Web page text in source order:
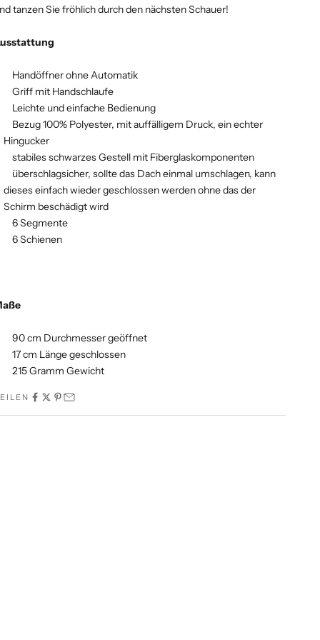
tanzen Sie fröhlich durch den nächsten Schauer!
Handöffner ohne Automatik
Griff mit Handschlaufe
Leichte und einfache Bedienung
Bezug 100% Polyester, mit auffälligem Druck, ein echter
Hingucker
stabiles schwarzes Gestell mit Fiberglaskomponenten
überschlagsicher, sollte das Dach einmal umschlagen, kann
dieses einfach wieder geschlossen werden ohne das der
Schirm beschädigt wird
6 Segmente
6 Schienen
90 cm Durchmesser geöffnet
17 cm Länge geschlossen
215 Gramm Gewicht